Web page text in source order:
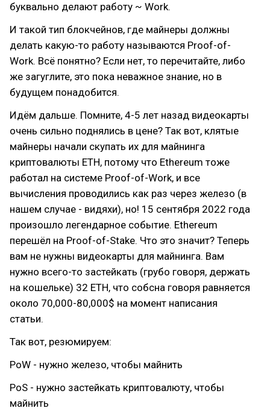
буквально делают работу ~ Work.
И такой тип блокчейнов, где майнеры должны
делать какую-то работу называются Proof-of-
Work. Всё понятно? Если нет, то перечитайте, либо
же загуглите, это пока неважное знание, но в
будущем понадобится.
Идём дальше. Помните, 4-5 лет назад видеокарты
очень сильно поднялись в цене? Так вот, клятые
майнеры начали скупать их для майнинга
криптовалюты ETH, потому что Ethereum тоже
работал на системе Proof-of-Work, и все
вычисления проводились как раз через железо (в
нашем случае - видяхи), но! 15 сентября 2022 года
произошло легендарное событие. Ethereum
перешёл на Proof-of-Stake. Что это значит? Теперь
вам не нужны видеокарты для майнинга. Вам
нужно всего-то застейкать (грубо говоря, держать
на кошельке) 32 ETH, что собсна говоря равняется
около 70,000-80,000$ на момент написания
статьи.
Так вот, резюмируем:
PoW - нужно железо, чтобы майнить
PoS - нужно застейкать криптовалюту, чтобы
майнить